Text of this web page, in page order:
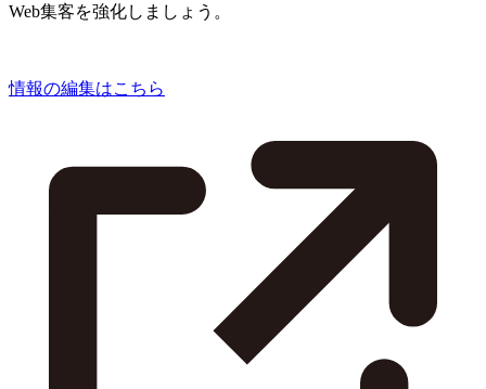
Web集客を強化しましょう。
情報の編集はこちら